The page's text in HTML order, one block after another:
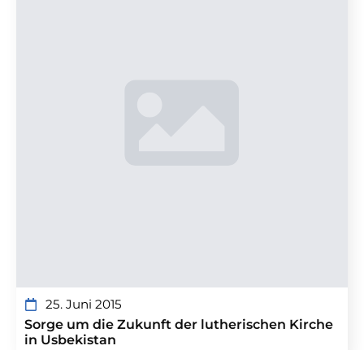
25. Juni 2015
Sorge um die Zukunft der lutherischen Kirche
in Usbekistan